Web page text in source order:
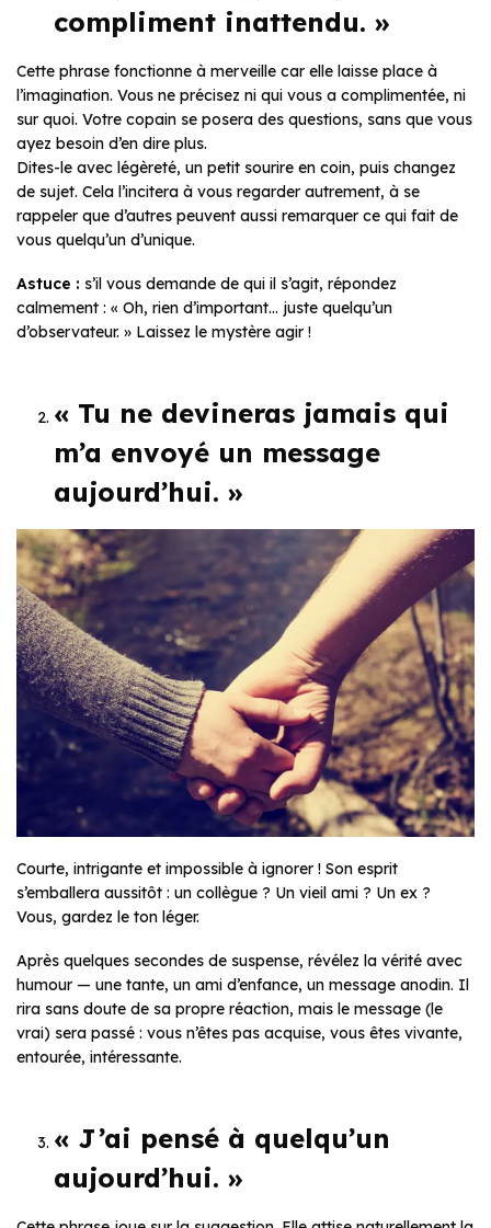
compliment inattendu. »
Cette phrase fonctionne à merveille car elle laisse place à
l’imagination. Vous ne précisez ni qui vous a complimentée, ni
sur quoi. Votre copain se posera des questions, sans que vous
ayez besoin d’en dire plus.
Dites-le avec légèreté, un petit sourire en coin, puis changez
de sujet. Cela l’incitera à vous regarder autrement, à se
rappeler que d’autres peuvent aussi remarquer ce qui fait de
vous quelqu’un d’unique.
Astuce : s’il vous demande de qui il s’agit, répondez
calmement : « Oh, rien d’important… juste quelqu’un
d’observateur. » Laissez le mystère agir !
« Tu ne devineras jamais qui
m’a envoyé un message
aujourd’hui. »
Courte, intrigante et impossible à ignorer ! Son esprit
s’emballera aussitôt : un collègue ? Un vieil ami ? Un ex ?
Vous, gardez le ton léger.
Après quelques secondes de suspense, révélez la vérité avec
humour — une tante, un ami d’enfance, un message anodin. Il
rira sans doute de sa propre réaction, mais le message (le
vrai) sera passé : vous n’êtes pas acquise, vous êtes vivante,
entourée, intéressante.
« J’ai pensé à quelqu’un
aujourd’hui. »